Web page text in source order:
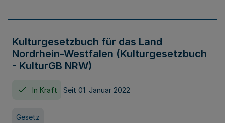
Kulturgesetzbuch für das Land
Nordrhein-Westfalen (Kulturgesetzbuch
- KulturGB NRW)
In Kraft Seit 01. Januar 2022
Gesetz